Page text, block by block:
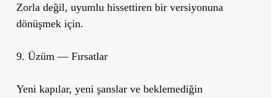
Zorla değil, uyumlu hissettiren bir versiyonuna
dönüşmek için.
9. Üzüm — Fırsatlar
Yeni kapılar, yeni şanslar ve beklemediğin